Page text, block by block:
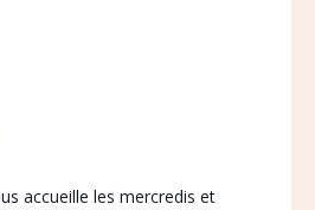
accueille les mercredis et